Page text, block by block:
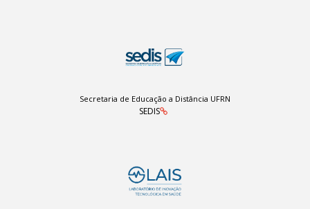
Secretaria de Educação a Distância UFRN
SEDIS